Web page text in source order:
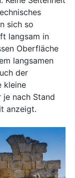
sich so
langsam in
Oberfläche
langsamen
der
kleine
nach Stand
anzeigt.